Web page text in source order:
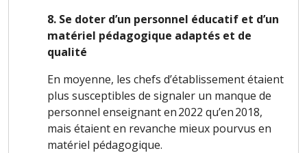
8. Se doter d’un personnel éducatif et d’un
matériel pédagogique adaptés et de
qualité
En moyenne, les chefs d’établissement étaient
plus susceptibles de signaler un manque de
personnel enseignant en 2022 qu’en 2018,
mais étaient en revanche mieux pourvus en
matériel pédagogique.